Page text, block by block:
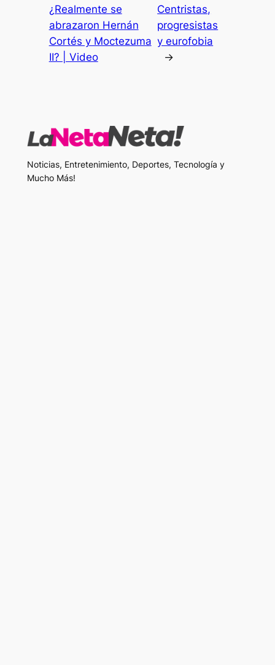
¿Realmente se
abrazaron Hernán
Cortés y Moctezuma
II? | Video
Centristas,
progresistas
y eurofobia
→
Noticias, Entretenimiento, Deportes, Tecnología y
Mucho Más!